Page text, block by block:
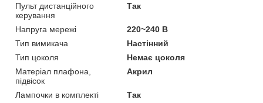
Пульт дистанційного
керування
Так
Напруга мережі
220~240 В
Тип вимикача
Настінний
Тип цоколя
Немає цоколя
Матеріал плафона,
підвісок
Акрил
Лампочки в комплекті
Так